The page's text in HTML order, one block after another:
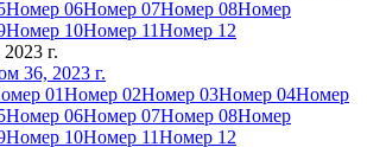
Номер 06Номер 07Номер 08Номер
Номер 10Номер 11Номер 12
г.
36, 2023 г.
01Номер 02Номер 03Номер 04Номер
Номер 06Номер 07Номер 08Номер
Номер 10Номер 11Номер 12